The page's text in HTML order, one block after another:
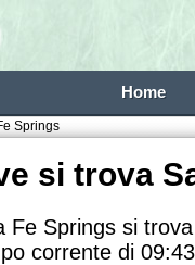
Home
Springs
si trova
Fe Springs si
corrente di